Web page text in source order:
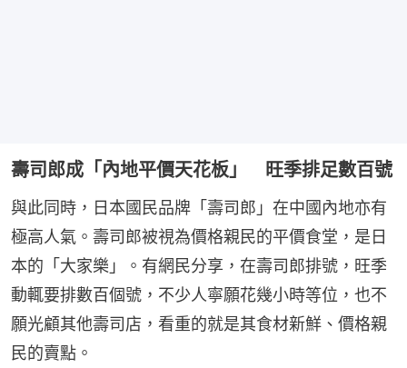
壽司郎成「內地平價天花板」 旺季排足數百號
與此同時，日本國民品牌「壽司郎」在中國內地亦有
極高人氣。壽司郎被視為價格親民的平價食堂，是日
本的「大家樂」。有網民分享，在壽司郎排號，旺季
動輒要排數百個號，不少人寧願花幾小時等位，也不
願光顧其他壽司店，看重的就是其食材新鮮、價格親
民的賣點。